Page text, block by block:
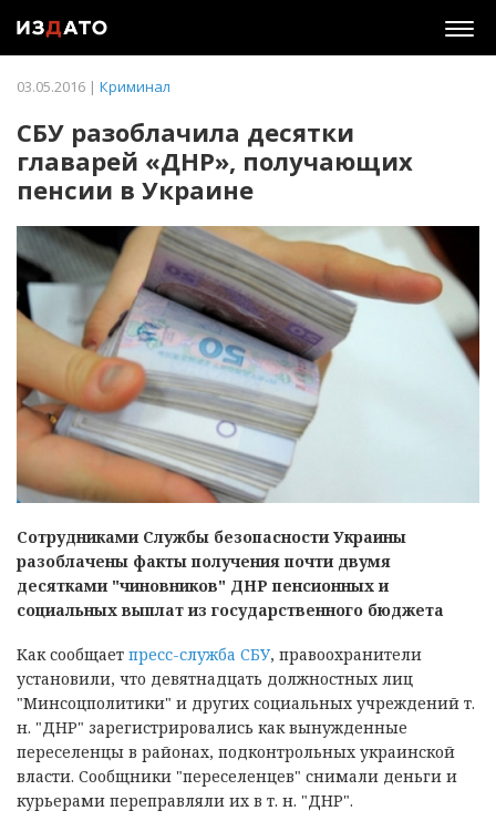
03.05.2016 | Криминал
СБУ разоблачила десятки
главарей «ДНР», получающих
пенсии в Украине
Сотрудниками Службы безопасности Украины
разоблачены факты получения почти двумя
десятками "чиновников" ДНР пенсионных и
социальных выплат из государственного бюджета
Как сообщает пресс-служба СБУ, правоохранители
установили, что девятнадцать должностных лиц
"Минсоцполитики" и других социальных учреждений т.
н. "ДНР" зарегистрировались как вынужденные
переселенцы в районах, подконтрольных украинской
власти. Сообщники "переселенцев" снимали деньги и
курьерами переправляли их в т. н. "ДНР".